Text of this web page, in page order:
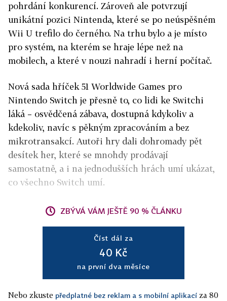
pohrdání konkurencí. Zároveň ale potvrzují
unikátní pozici Nintenda, které se po neúspěšném
Wii U trefilo do černého. Na trhu bylo a je místo
pro systém, na kterém se hraje lépe než na
mobilech, a které v nouzi nahradí i herní počítač.
Nová sada hříček 51 Worldwide Games pro
Nintendo Switch je přesně to, co lidi ke Switchi
láká – osvědčená zábava, dostupná kdykoliv a
kdekoliv, navíc s pěkným zpracováním a bez
mikrotransakcí. Autoři hry dali dohromady pět
desítek her, které se mnohdy prodávají
samostatně, a i na jednodušších hrách umí ukázat,
co všechno Switch umí.
ZBÝVÁ VÁM JEŠTĚ 90 % ČLÁNKU
Číst dál za
40 Kč
na první dva měsíce
Nebo zkuste předplatné bez reklam a s mobilní aplikací za 80